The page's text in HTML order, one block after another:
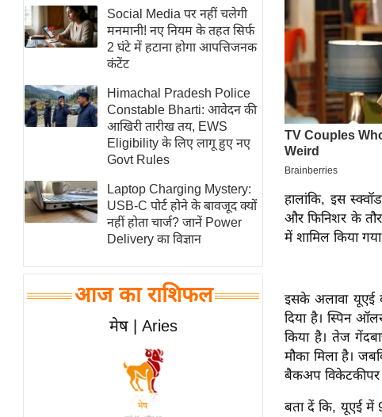
फिटनेस मंत्रा
रिलेशनशिप
राजनीति
विश्लेषण
समसामयिक
मातृभूमि
एम.
आर.
आई.
समीक्षा
धर्म
ज्योतिष
Social Media पर नहीं चलेगी
मनमानी! नए नियम के तहत सिर्फ
2 घंटे में हटाना होगा आपत्तिजनक
कंटेंट
Himachal Pradesh Police
Constable Bharti: आवेदन की
आखिरी तारीख तय, EWS
Eligibility के लिए लागू हुए नए
Govt Rules
Laptop Charging Mystery:
USB-C पोर्ट होने के बावजूद क्यों
नहीं होता चार्ज? जानें Power
Delivery का विज्ञान
आज का राशिफल
मेष | Aries
हालांकि, इस
और फिनिशर के
में शामिल किया
इसके अलावा यूएई
दिया है। स्पिन
किया है। तेज
मौका मिला है।
बैकअप विकेटकीपर
बता दें कि, यूएई में